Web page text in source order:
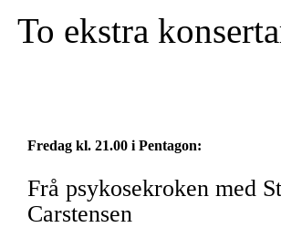
To ekstra
Fredag kl. 21.00 i Pentagon:
Frå psykosekroken med
Carstensen